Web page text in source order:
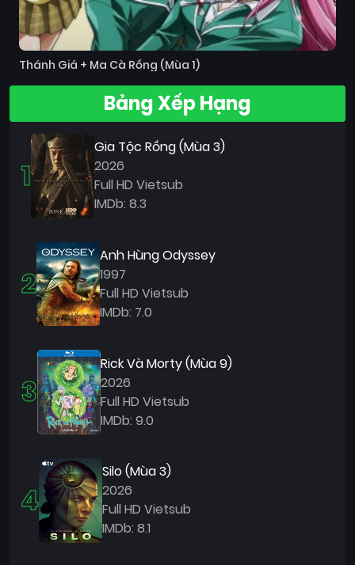
Thánh Giá + Ma Cà Rồng (Mùa 1)
Bảng Xếp Hạng
1
Gia Tộc Rồng (Mùa 3)
2026
Full HD Vietsub
IMDb: 8.3
2
Anh Hùng Odyssey
1997
Full HD Vietsub
IMDb: 7.0
3
Rick Và Morty (Mùa 9)
2026
Full HD Vietsub
IMDb: 9.0
4
Silo (Mùa 3)
2026
Full HD Vietsub
IMDb: 8.1